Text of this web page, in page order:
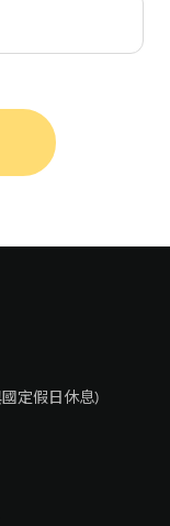
定假日休息)